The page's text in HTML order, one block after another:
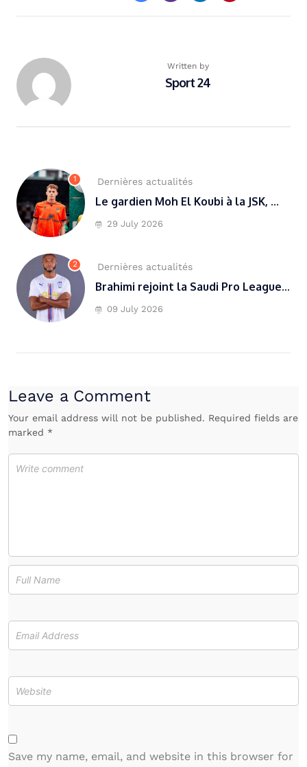
Written by
Sport 24
1 Dernières actualités
Le gardien Moh El Koubi à la JSK, ...
29 July 2026
2 Dernières actualités
Brahimi rejoint la Saudi Pro League...
09 July 2026
Leave a Comment
Your email address will not be published. Required fields are
marked *
Save my name, email, and website in this browser for